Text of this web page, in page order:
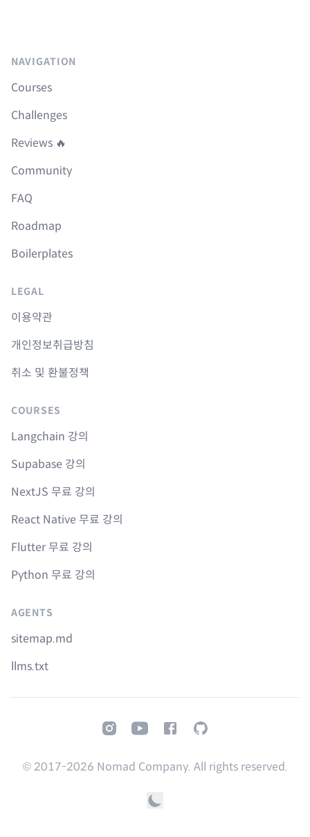
NAVIGATION
Courses
Challenges
Reviews 🔥
Community
FAQ
Roadmap
Boilerplates
LEGAL
이용약관
개인정보취급방침
취소 및 환불정책
COURSES
Langchain 강의
Supabase 강의
NextJS 무료 강의
React Native 무료 강의
Flutter 무료 강의
Python 무료 강의
AGENTS
sitemap.md
llms.txt
InstagramYoutubeFacebookGitHub
© 2017-2026 Nomad Company. All rights reserved.